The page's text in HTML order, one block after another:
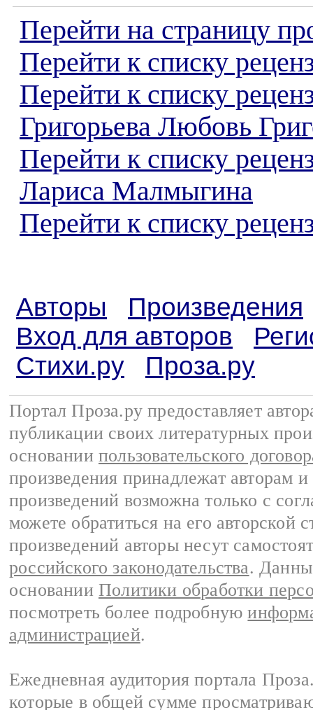
Перейти на страницу
Перейти к списку
Перейти к списку
Григорьева Любовь
Перейти к списку
Лариса Малмыгина
Перейти к списку
Авторы
Произведения
Вход для авторов
Стихи.ру
Проза.ру
Портал Проза.ру предоставляет
публикации своих литературных
основании пользовательского
произведения принадлежат авторам
произведений возможна только с
можете обратиться на его авторской
произведений авторы несут
российского законодательства.
основании Политики обработки
посмотреть более подробную
администрацией.
Ежедневная аудитория портала
которые в общей сумме